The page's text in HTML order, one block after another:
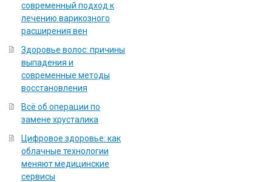
современный подход к
лечению варикозного
расширения вен
Здоровье волос: причины
выпадения и
современные методы
восстановления
Всё об операции по
замене хрусталика
Цифровое здоровье: как
облачные технологии
меняют медицинские
сервисы